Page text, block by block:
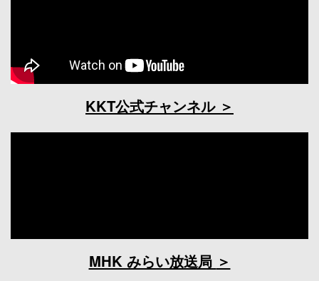
KKT公式チャンネル
MHK みらい放送局